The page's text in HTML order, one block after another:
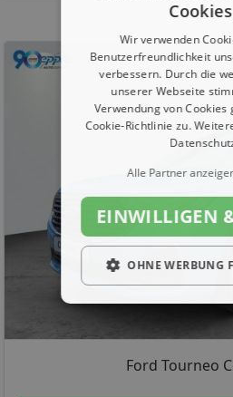
Ford Tourneo
Wir verwenden
Benutzerfreundlichkeit
verbessern. Durch die
unserer Webseite
Verwendung von
Cookie-Richtlinie zu.
Alle Partner
EINWILLIGEN
OHNE WERBUNG